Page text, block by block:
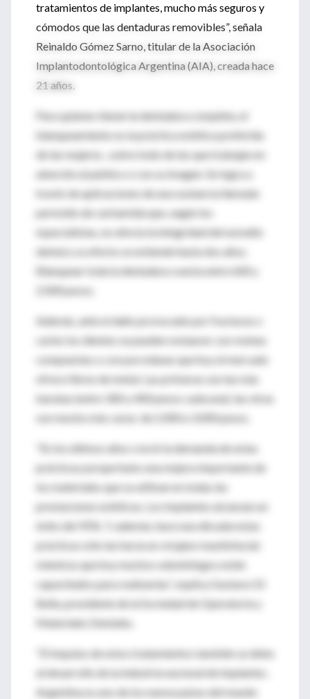
tratamientos de implantes, mucho más seguros y
cómodos que las dentaduras removibles”, señala
Reinaldo Gómez Sarno, titular de la Asociación
Implantodontológica Argentina (AIA), creada hace
21 años.
Para quienes tienen la dentadura completa, el
blanqueamiento es la práctica estética preferida
de las mujeres , sobre todo de las que trabajan en
atención al público o con su imagen. Se logra a
través de aplicaciones de una sustancia llamada
peróxido de carbamida que, según los
especialistas, no afecta la integridad del esmalte
dental y su efecto se extiende hasta dos años.
Blanquear toda la dentadura cuesta entre 600 y
2.000 pesos.
Además, ante el daño provocado por fracturas o
caries los dientes se pueden restaurar con resinas
compuestas o con porcelanas que hoy el mercado
ofrece libres de metal. Las primeras son las más
baratas (entre 300 y 400 pesos cada una); las otras
son mucho más caras: de 2.000 a 3.000 pesos.
“En los últimos años creció la demanda de estas
prácticas porque hubo una mejora importante de
los materiales que se utilizan en todas las
prestaciones estéticas. Los implantes alcanzan un
éxito del 95%. Y, además, hace una década estas
prácticas sólo las hacía un cirujano maxilofacial;
mientras que hoy muchos odontólogos están
capacitados para realizarlas”, explica Gustavo Di
Bella, presidente de la Sociedad de Operatoria y
Materiales Dentales.
“El impulso de estos tratamientos también se debe
al desarrollo de la industria nacional de implantes .
Argentina es uno de los nueve países del mundo